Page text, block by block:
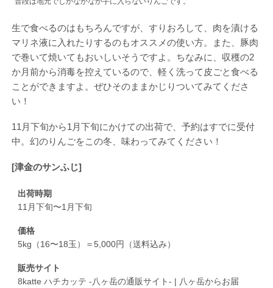
生で食べるのはもちろんですが、すりおろして、肉を漬ける
マリネ液に入れたりするのもオススメの使い方。また、豚肉
で巻いて焼いてもおいしいそうですよ。ちなみに、収穫の2
か月前から消毒を控えているので、軽く洗って皮ごと食べる
ことができますよ。ぜひそのままかじりついてみてくださ
い！
11月下旬から1月下旬にかけての出荷で、予約はすでに受付
中。幻のりんごをこの冬、味わってみてください！
[津金のサンふじ]
出荷時期
11月下旬〜1月下旬
価格
5kg（16〜18玉）＝5,000円（送料込み）
販売サイト
8katte ハチカッテ -八ヶ岳の通販サイト- | 八ヶ岳からお届